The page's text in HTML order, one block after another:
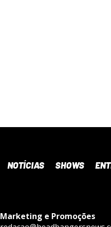
NOTÍCIAS SHOWS
Marketing e Promoções